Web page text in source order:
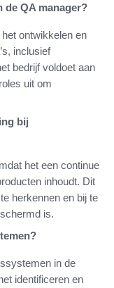
de QA manager?
ontwikkelen en
inclusief
bedrijf voldoet aan
uit om
bij
het een continue
inhoudt. Dit
herkennen en bij te
is.
in de
identificeren en